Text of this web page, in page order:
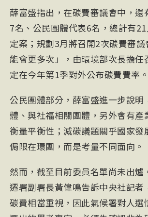
薛富盛指出，在碳費審議會中，還
7名、公民團體代表6名，總計有
定案；規劃3月將召開2次碳費審
能會更多次」，由環境部次長擔任
定在今年第1季對外公布碳費費率。
公民團體部分，薛富盛進一步說明
體、與社福相關團體，另外會有產
衡量平衡性；減碳議題關乎國家發
侷限在環團，而是考量不同面向。
然而，截至目前委員名單尚未出爐
遷署副署長黃偉鳴告訴中央社記者
碳費相當重視，因此氣候署對人選